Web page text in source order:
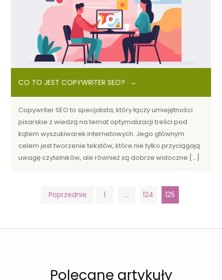
CO TO JEST COPYWRITER SEO?
Copywriter SEO to specjalista, który łączy umiejętności
pisarskie z wiedzą na temat optymalizacji treści pod
kątem wyszukiwarek internetowych. Jego głównym
celem jest tworzenie tekstów, które nie tylko przyciągają
uwagę czytelników, ale również są dobrze widoczne […]
Stronicowanie
wpisów
Poprzednie 1 … 124 125
Polecane artykuły